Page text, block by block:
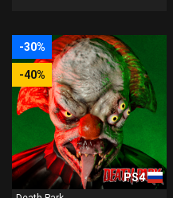
-30%
-40%
PS4